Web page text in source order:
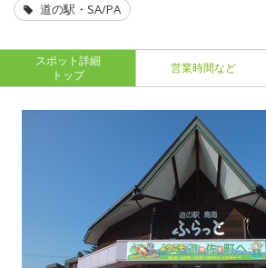
道の駅・SA/PA
スポット詳細
トップ
営業時間など